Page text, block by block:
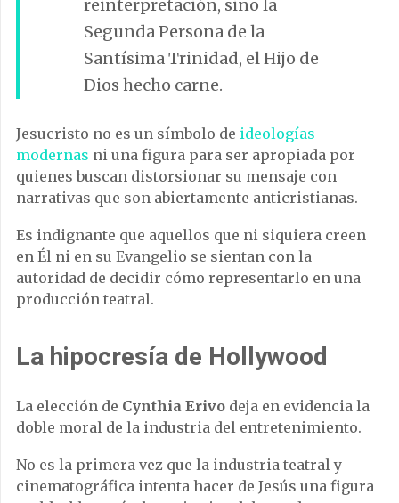
reinterpretación, sino la
Segunda Persona de la
Santísima Trinidad, el Hijo de
Dios hecho carne.
Jesucristo no es un símbolo de ideologías
modernas ni una figura para ser apropiada por
quienes buscan distorsionar su mensaje con
narrativas que son abiertamente anticristianas.
Es indignante que aquellos que ni siquiera creen
en Él ni en su Evangelio se sientan con la
autoridad de decidir cómo representarlo en una
producción teatral.
La hipocresía de Hollywood
La elección de Cynthia Erivo deja en evidencia la
doble moral de la industria del entretenimiento.
No es la primera vez que la industria teatral y
cinematográfica intenta hacer de Jesús una figura